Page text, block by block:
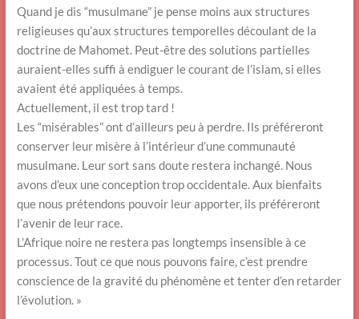
Quand je dis “musulmane” je pense moins aux structures
religieuses qu’aux structures temporelles découlant de la
doctrine de Mahomet. Peut-être des solutions partielles
auraient-elles suffi à endiguer le courant de l’islam, si elles
avaient été appliquées à temps.
Actuellement, il est trop tard !
Les “misérables” ont d’ailleurs peu à perdre. Ils préféreront
conserver leur misère à l’intérieur d’une communauté
musulmane. Leur sort sans doute restera inchangé. Nous
avons d’eux une conception trop occidentale. Aux bienfaits
que nous prétendons pouvoir leur apporter, ils préféreront
l’avenir de leur race.
L’Afrique noire ne restera pas longtemps insensible à ce
processus. Tout ce que nous pouvons faire, c’est prendre
conscience de la gravité du phénomène et tenter d’en retarder
l’évolution. »